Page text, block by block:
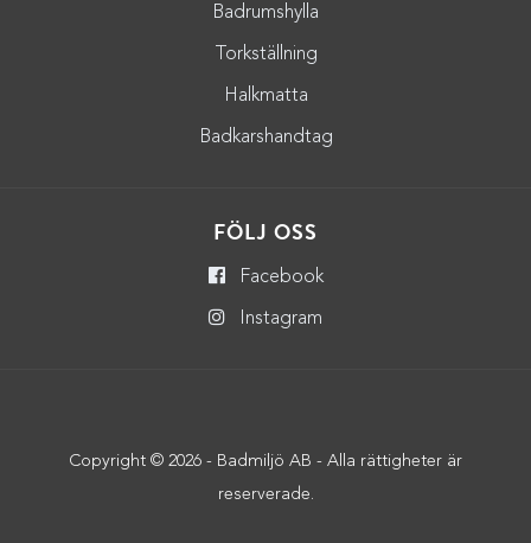
Badrumshylla
Torkställning
Halkmatta
Badkarshandtag
FÖLJ OSS
Facebook
Instagram
Copyright © 2026 - Badmiljö AB - Alla rättigheter är
reserverade.